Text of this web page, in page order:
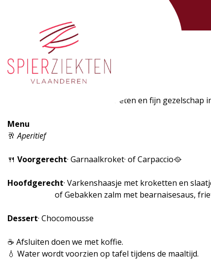
Kom mee genieten van lekker eten en fijn
Menu
🥂Aperitief
🍴 Voorgerecht· Garnaalkroket· of Carpaccio🥘
Hoofdgerecht· Varkenshaasje met kroketten en
of Gebakken zalm met bearnaisesaus,
Dessert· Chocomousse
☕ Afsluiten doen we met koffie.
💧 Water wordt voorzien op tafel tijdens de maaltijd.